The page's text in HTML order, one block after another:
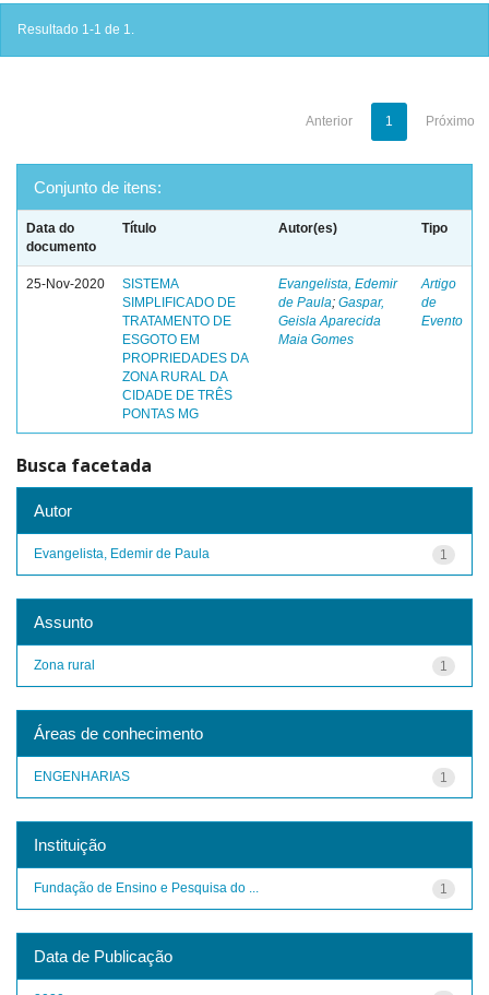
Resultado 1-1 de 1.
Anterior 1 Próximo
Conjunto de itens:
Data do
documento
Título Autor(es) Tipo
25-Nov-2020
SISTEMA
SIMPLIFICADO DE
TRATAMENTO DE
ESGOTO EM
PROPRIEDADES DA
ZONA RURAL DA
CIDADE DE TRÊS
PONTAS MG
Evangelista, Edemir
de Paula; Gaspar,
Geisla Aparecida
Maia Gomes
Artigo
de
Evento
Busca facetada
Autor
1
Evangelista, Edemir de Paula
Assunto
1
Zona rural
Áreas de conhecimento
1
ENGENHARIAS
Instituição
1
Fundação de Ensino e Pesquisa do ...
Data de Publicação